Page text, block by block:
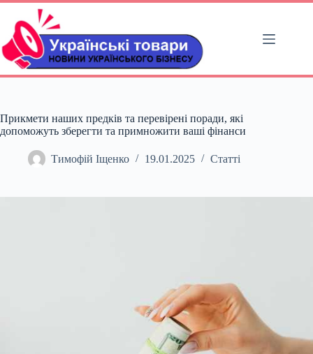
Перейти
вмісту
Прикмети наших предків та перевірені поради, які
допоможуть зберегти та примножити ваші фінанси
Тимофій Іщенко 19.01.2025 Статті